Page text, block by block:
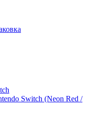
Switch (Neon Red /